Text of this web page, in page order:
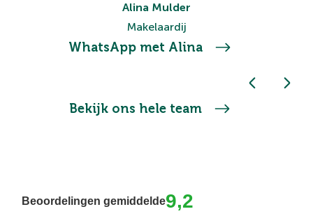
Alina Mulder
Makelaardij
WhatsApp met Alina
Bekijk ons hele team